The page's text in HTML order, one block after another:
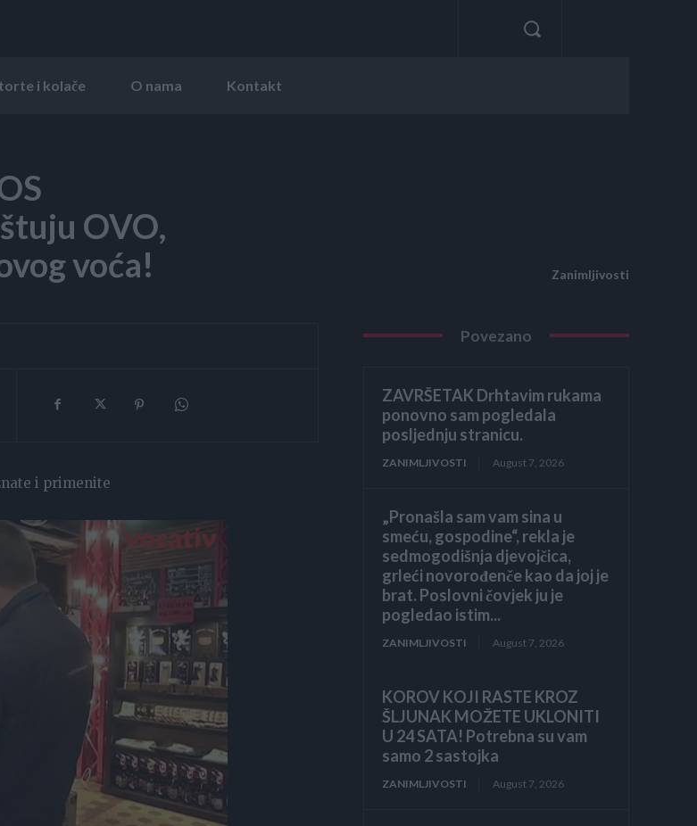
i kolače O nama Kontakt
OVO,
voća!
Zanimljivosti
i primenite
Povezano
ZAVRŠETAK Drhtavim rukama
ponovno sam pogledala
posljednju stranicu.
ZANIMLJIVOSTI August 7, 2026
„Pronašla sam vam sina u
smeću, gospodine“, rekla je
sedmogodišnja djevojčica,
grleći novorođenče kao da joj je
brat. Poslovni čovjek ju je
pogledao istim...
ZANIMLJIVOSTI August 7, 2026
KOROV KOJI RASTE KROZ
ŠLJUNAK MOŽETE UKLONITI
U 24 SATA! Potrebna su vam
samo 2 sastojka
ZANIMLJIVOSTI August 7, 2026